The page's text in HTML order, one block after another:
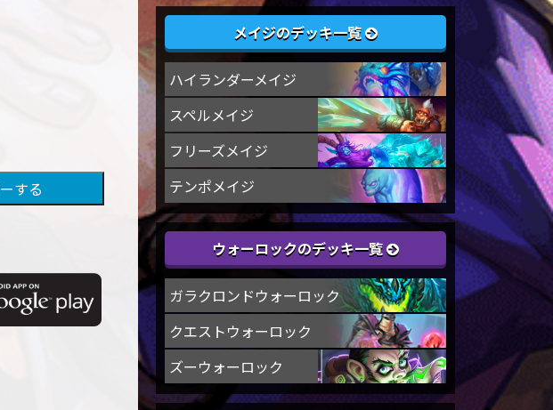
メイジのデッキ一覧
ハイランダーメイジ
スペルメイジ
フリーズメイジ
テンポメイジ
ウォーロックのデッキ一覧
ガラクロンドウォーロック
クエストウォーロック
ズーウォーロック